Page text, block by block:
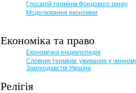
Глосарій термінів Фондового ринку
Моделювання економіки
Економіка та право
Eкономічна енциклопедія
Словник термінів, уживаних у
Законодавстві України
Релігія